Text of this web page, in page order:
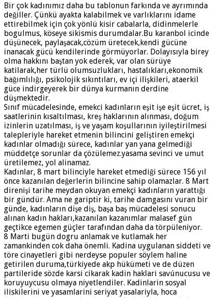
Bir çok kadınımız daha bu tablonun farkında ve ayrımında
değiller. Çünkü ayakta kalabilmek ve varlıklarını idame
ettirebilmek için çok yönlü kisir cabalarla, didinmelerle
bogulmus, köseye sikismis durumdalar.Bu karanbol icinde
düşünecek, paylaşacak,cözüm üretecek,kendi gücüne
inanacak gücü kendilerinde görmüyorlar. Dolayısıyla birey
olma hakkını baştan yok ederek, var olan sürüye
katilarak,her türlü olumsuzlukları, hastalıkları,ekonomik
bağımlılığı, psikolojik sıkıntıları, ev içi ilişkileri, ataerkil
güce indirgeyerek bir dünya kurmanın derdine
düşmektedir.
Sınıf mücadelesinde, emekci kadınların eşit işe eşit ücret, iş
saatlerinin kısaltılması, kreş haklarının alınması, doğum
izinlerin uzatılması, iş ve yaşam koşullarının iyileştirilmesi
talepleriyle hareket etmenin bilincini geliştiren emekçi
kadınlar olmadığı sürece, kadınlar yan yana gelmediği
müddetçe sorunlar da çözülemez.yasama sevinci ve umut
üretilemez, yol alinamaz.
Kadınlar, 8 mart bilinciyle hareket etmediği sürece 156 yıl
önce kazanılan değerlerin bilincine sahip olamazlar. 8 Mart
direnişi tarihe meydan okuyan emekçi kadınların yarattığı
bir gündür. Ama ne gariptir ki, tarihe damgasını vuran bir
günde, kadınların dişe diş, başa baş mücadelesi sonucu
alınan kadın hakları,kazanılan kazanımlar malasef gün
geçtikce egemen güçler tarafından daha da törpüleniyor.
8 Marti bugün dogru anlamak ve kutlamak her
zamankinden cok daha önemli. Kadina uygulanan siddeti ve
töre cinayetleri gibi nerdeyse populer söylem haline
getirilen duruma,türkiyede akp hükümeti ve de düzen
partileride sözde karsi cikarak kadin haklari savúnucusu ve
koruyuycusu olmaya niyetlendiler. Kadinlarin sosyal
iliskilerini ve yasamlarini seriyat yasalariyla, hoca